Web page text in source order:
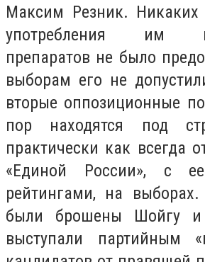
Максим Резник. Никаких
употребления им
препаратов не было
выборам его не
вторые оппозиционные
пор находятся под
практически как всегда
«Единой России», с
рейтингами, на
были брошены Шойгу
выступали партийным